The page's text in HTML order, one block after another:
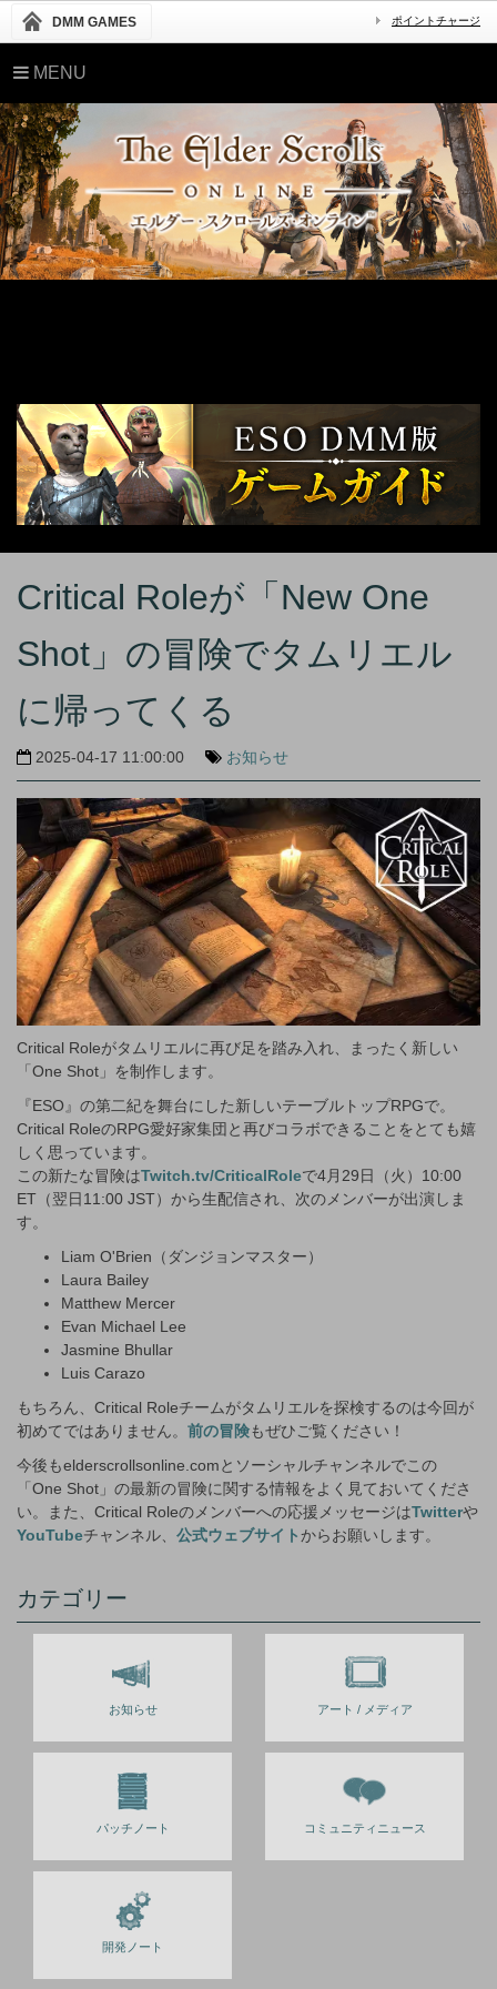
DMM GAMES ポイントチャージ
MENU
Critical Roleが「New One
Shot」の冒険でタムリエル
に帰ってくる
2025-04-17 11:00:00 お知らせ
Critical Roleがタムリエルに再び足を踏み入れ、まったく新しい
「One Shot」を制作します。
『ESO』の第二紀を舞台にした新しいテーブルトップRPGで。
Critical RoleのRPG愛好家集団と再びコラボできることをとても嬉
しく思っています。
この新たな冒険はTwitch.tv/CriticalRoleで4月29日（火）10:00
ET（翌日11:00 JST）から生配信され、次のメンバーが出演しま
す。
Liam O'Brien（ダンジョンマスター）
Laura Bailey
Matthew Mercer
Evan Michael Lee
Jasmine Bhullar
Luis Carazo
もちろん、Critical Roleチームがタムリエルを探検するのは今回が
初めてではありません。 前の冒険もぜひご覧ください！
今後もelderscrollsonline.comとソーシャルチャンネルでこの
「One Shot」の最新の冒険に関する情報をよく見ておいてくださ
い。また、Critical Roleのメンバーへの応援メッセージはTwitterや
YouTubeチャンネル、 公式ウェブサイトからお願いします。
カテゴリー
お知らせ アート / メディア
パッチノート コミュニティニュース
開発ノート